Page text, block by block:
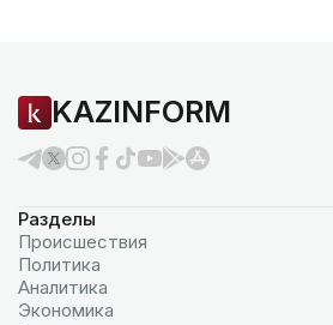
KAZINFORM
Разделы
Происшествия
Политика
Аналитика
Экономика